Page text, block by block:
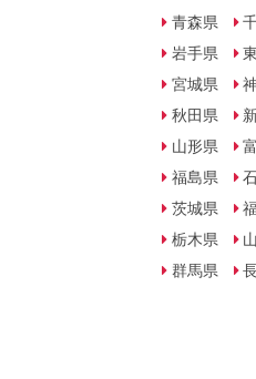
青森県
岩手県
宮城県
秋田県
山形県
福島県
茨城県
栃木県
群馬県